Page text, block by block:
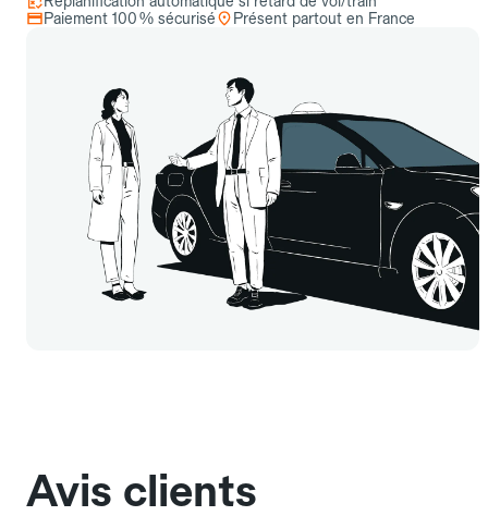
Paiement 100 % sécurisé
Présent partout en France
Avis clients